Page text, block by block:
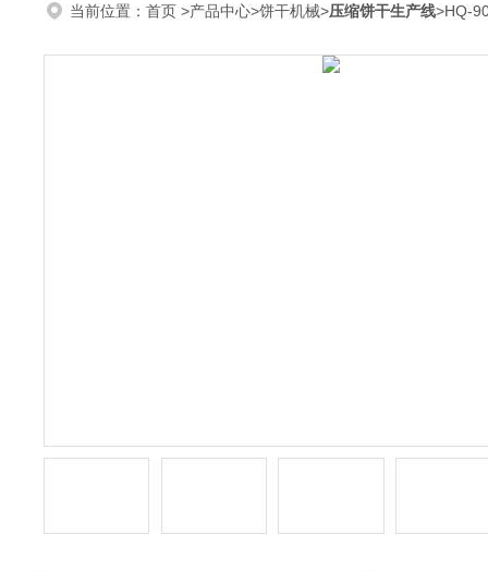
当前位置： 首页 >产品中心>饼干机械>压缩饼干生产线>HQ-